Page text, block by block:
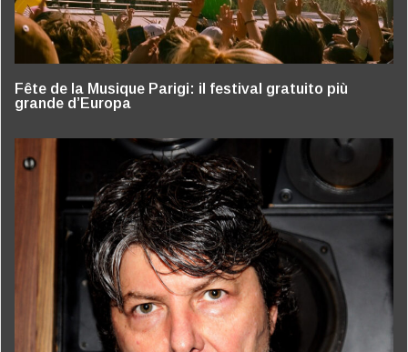
Fête de la Musique Parigi: il festival gratuito più
grande d’Europa